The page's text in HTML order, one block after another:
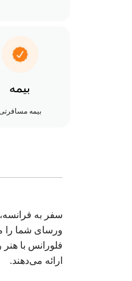
بیمه
بیمه
سفر به
ورسای شما را
فلورانس با
ارائه می‌دهند.